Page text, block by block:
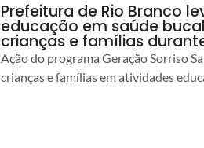
Prefeitura de Rio Branco
educação em saúde
crianças e famílias
Ação do programa Geração Sorriso
crianças e famílias em atividades